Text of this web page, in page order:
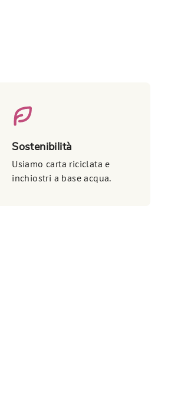
Sostenibilità
Usiamo carta riciclata e
inchiostri a base acqua.